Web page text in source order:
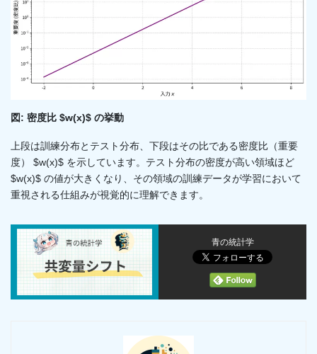
図: 密度比 $w(x)$ の挙動
上段は訓練分布とテスト分布、下段はその比である密度比（重要
度） $w(x)$ を示しています。テスト分布の密度が高い領域ほど
$w(x)$ の値が大きくなり、その領域の訓練データが学習において
重視される仕組みが視覚的に理解できます。
青の統計学